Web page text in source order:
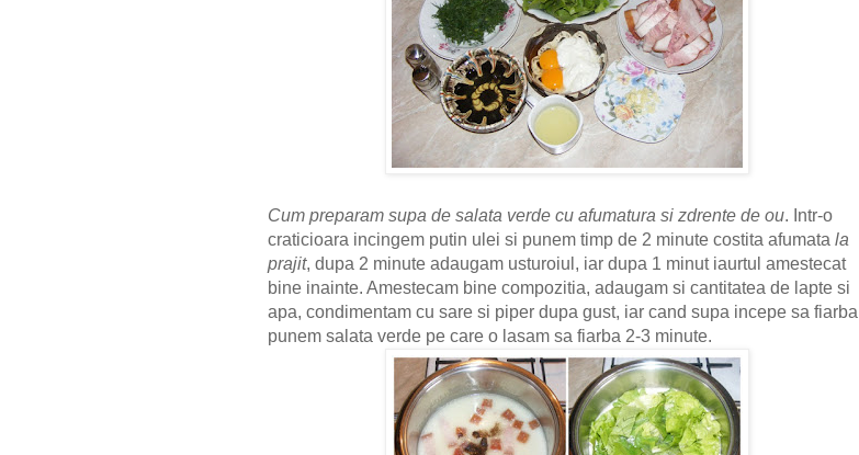
Cum preparam supa de salata verde cu afumatura si zdrente de ou. Intr-o
craticioara incingem putin ulei si punem timp de 2 minute costita afumata la
prajit, dupa 2 minute adaugam usturoiul, iar dupa 1 minut iaurtul amestecat
bine inainte. Amestecam bine compozitia, adaugam si cantitatea de lapte si
apa, condimentam cu sare si piper dupa gust, iar cand supa incepe sa fiarba
punem salata verde pe care o lasam sa fiarba 2-3 minute.